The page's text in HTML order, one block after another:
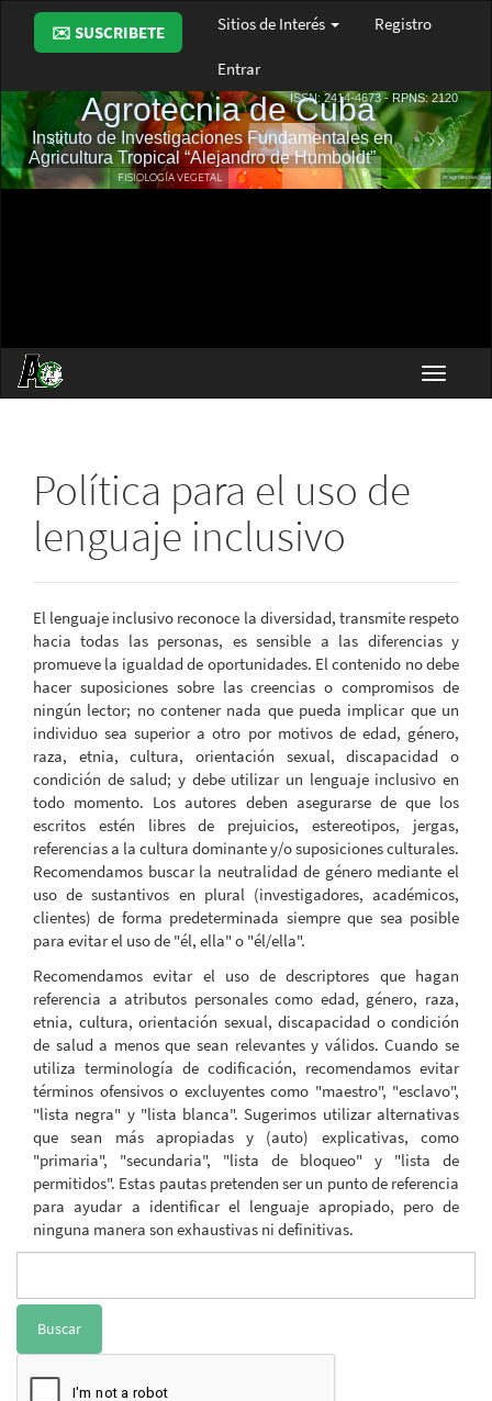
Navegación
principal
Contenido
Barra
lateral
✉️ SUSCRIBETE Sitios de Interés Registro
Entrar
Toggle
Política para el uso de
lenguaje inclusivo
El lenguaje inclusivo reconoce la diversidad, transmite respeto
hacia todas las personas, es sensible a las diferencias y
promueve la igualdad de oportunidades. El contenido no debe
hacer suposiciones sobre las creencias o compromisos de
ningún lector; no contener nada que pueda implicar que un
individuo sea superior a otro por motivos de edad, género,
raza, etnia, cultura, orientación sexual, discapacidad o
condición de salud; y debe utilizar un lenguaje inclusivo en
todo momento. Los autores deben asegurarse de que los
escritos estén libres de prejuicios, estereotipos, jergas,
referencias a la cultura dominante y/o suposiciones culturales.
Recomendamos buscar la neutralidad de género mediante el
uso de sustantivos en plural (investigadores, académicos,
clientes) de forma predeterminada siempre que sea posible
para evitar el uso de "él, ella" o "él/ella".
Recomendamos evitar el uso de descriptores que hagan
referencia a atributos personales como edad, género, raza,
etnia, cultura, orientación sexual, discapacidad o condición
de salud a menos que sean relevantes y válidos. Cuando se
utiliza terminología de codificación, recomendamos evitar
términos ofensivos o excluyentes como "maestro", "esclavo",
"lista negra" y "lista blanca". Sugerimos utilizar alternativas
que sean más apropiadas y (auto) explicativas, como
"primaria", "secundaria", "lista de bloqueo" y "lista de
permitidos". Estas pautas pretenden ser un punto de referencia
para ayudar a identificar el lenguaje apropiado, pero de
ninguna manera son exhaustivas ni definitivas.
Buscar